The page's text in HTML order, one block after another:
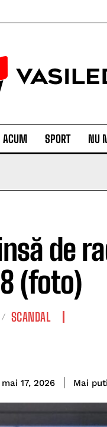
ACUM SPORT NU
de
(foto)
SCANDAL
mai 17, 2026 Mai